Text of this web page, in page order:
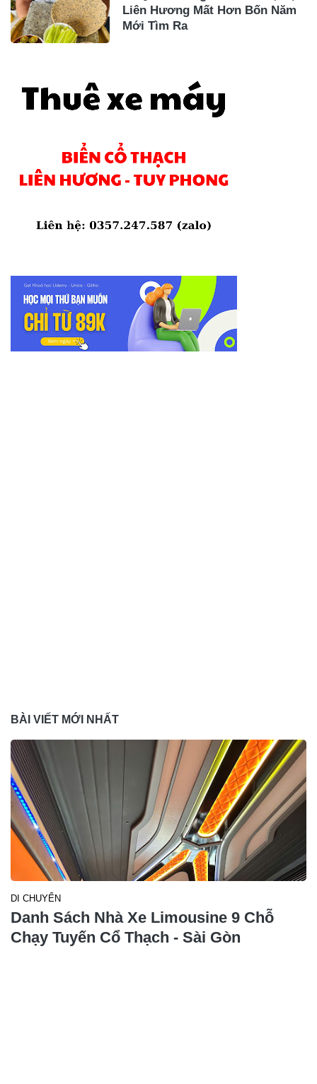
Liên Hương Mất Hơn Bốn Năm
Mới Tìm Ra
BÀI VIẾT MỚI NHẤT
DI CHUYỂN
Danh Sách Nhà Xe Limousine 9 Chỗ
Chạy Tuyến Cổ Thạch - Sài Gòn